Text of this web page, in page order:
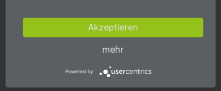
zu einem Ort, an dem Sie unvergessliche Momente verbringen
können. Ob bei einem Grillabend, einer Gartenparty oder
jede Minute im Freien genießen.
Pflege- und Waschanleitung
Akzeptieren
mehr
Powered by